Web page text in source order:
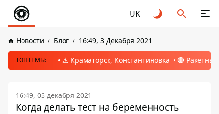
UK
Новости Блог 16:49, 3 Декабря 2021
ТОПТЕМЫ: ⚠️ Краматорск, Константиновка 🔴
16:49, 03 декабря 2021
Когда делать тест на беременность